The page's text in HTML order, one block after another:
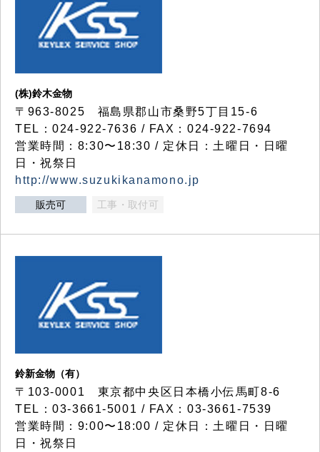
(株)鈴木金物
〒963-8025 福島県郡山市桑野5丁目15-6
TEL：024-922-7636 / FAX：024-922-7694
営業時間：8:30〜18:30 / 定休日：土曜日・日曜
日・祝祭日
http://www.suzukikanamono.jp
販売可 工事・取付可
鈴新金物（有）
〒103-0001 東京都中央区日本橋小伝馬町8-6
TEL：03-3661-5001 / FAX：03-3661-7539
営業時間：9:00〜18:00 / 定休日：土曜日・日曜
日・祝祭日